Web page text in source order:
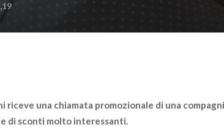
riceve una chiamata promozionale di una
di sconti molto interessanti.